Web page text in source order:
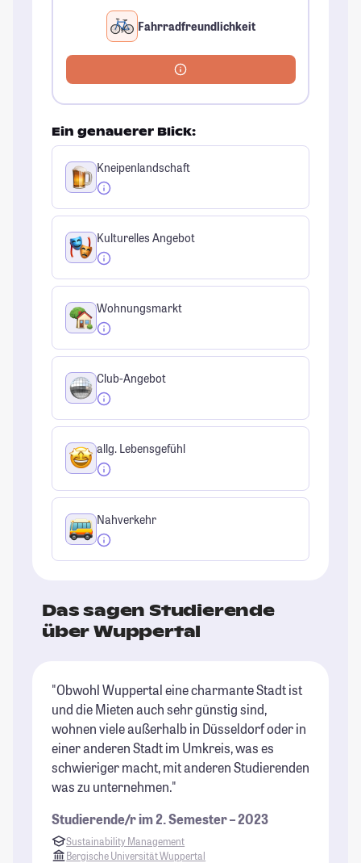
Fahrradfreundlichkeit
Ein genauerer Blick:
Kneipenlandschaft
Kulturelles Angebot
Wohnungsmarkt
Club-Angebot
allg. Lebensgefühl
Nahverkehr
Das sagen Studierende
über Wuppertal
"Obwohl Wuppertal eine charmante Stadt ist
und die Mieten auch sehr günstig sind,
wohnen viele außerhalb in Düsseldorf oder in
einer anderen Stadt im Umkreis, was es
schwieriger macht, mit anderen Studierenden
was zu unternehmen."
Studierende/r im 2. Semester – 2023
Sustainability Management
Bergische Universität Wuppertal